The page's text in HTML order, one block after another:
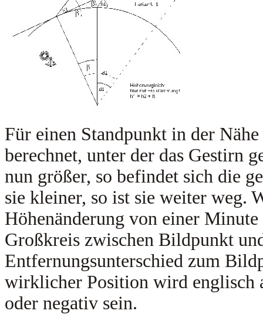
Für einen Standpunkt in der
berechnet, unter der das Gestirn
nun größer, so befindet sich die
sie kleiner, so ist sie weiter weg.
Höhenänderung von einer
Großkreis zwischen Bildpunkt
Entfernungsunterschied zum
wirklicher Position wird englisch
oder negativ sein.